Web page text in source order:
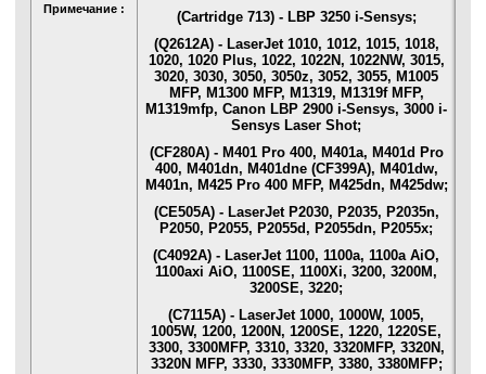
Примечание :
(Cartridge 713) - LBP 3250 i-Sensys;
(Q2612A) - LaserJet 1010, 1012, 1015, 1018,
1020, 1020 Plus, 1022, 1022N, 1022NW, 3015,
3020, 3030, 3050, 3050z, 3052, 3055, M1005
MFP, M1300 MFP, M1319, M1319f MFP,
M1319mfp, Canon LBP 2900 i-Sensys, 3000 i-
Sensys Laser Shot;
(CF280A) - M401 Pro 400, M401a, M401d Pro
400, M401dn, M401dne (CF399A), M401dw,
M401n, M425 Pro 400 MFP, M425dn, M425dw;
(CE505A) - LaserJet P2030, P2035, P2035n,
P2050, P2055, P2055d, P2055dn, P2055x;
(C4092A) - LaserJet 1100, 1100a, 1100a AiO,
1100axi AiO, 1100SE, 1100Xi, 3200, 3200M,
3200SE, 3220;
(C7115A) - LaserJet 1000, 1000W, 1005,
1005W, 1200, 1200N, 1200SE, 1220, 1220SE,
3300, 3300MFP, 3310, 3320, 3320MFP, 3320N,
3320N MFP, 3330, 3330MFP, 3380, 3380MFP;